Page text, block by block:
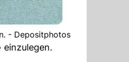
- Depositphotos
einzulegen.